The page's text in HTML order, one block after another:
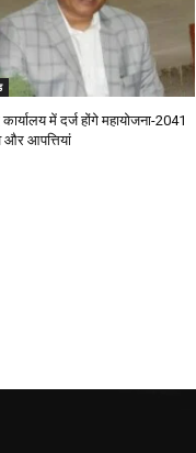
में दर्ज होंगे महायोजना-2041
और आपत्तियां